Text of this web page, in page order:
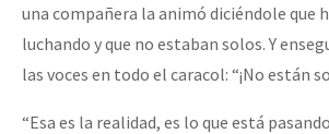
una compañera la animó diciéndole que
luchando y que no estaban solos. Y
las voces en todo el caracol: “¡No están
“Esa es la realidad, es lo que está